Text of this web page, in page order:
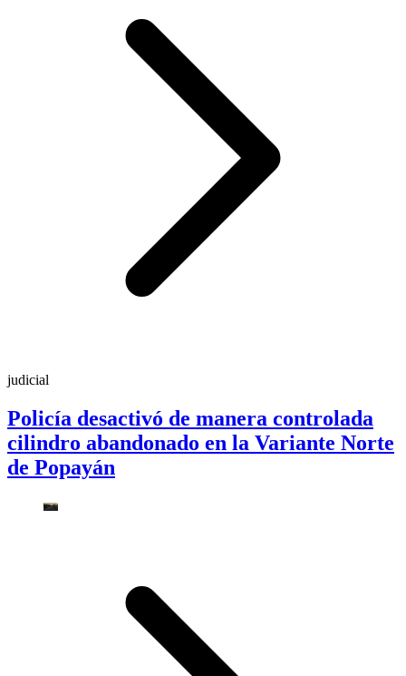
judicial
Policía desactivó de manera controlada
cilindro abandonado en la Variante Norte
de Popayán